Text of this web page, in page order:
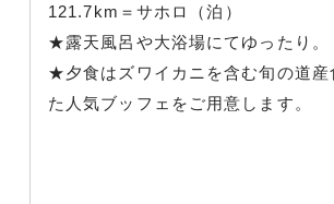
121.7km＝サホロ（泊）
★露天風呂や大浴場にてゆったり
★夕食はズワイカニを含む旬の道産
た人気ブッフェをご用意します。